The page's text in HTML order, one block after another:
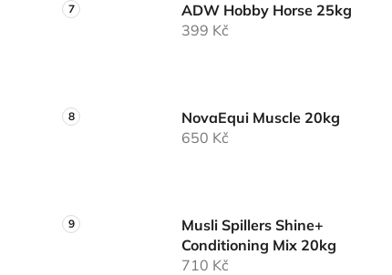
ADW Hobby Horse 25kg
399 Kč
NovaEqui Muscle 20kg
650 Kč
Musli Spillers Shine+
Conditioning Mix 20kg
710 Kč